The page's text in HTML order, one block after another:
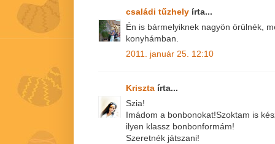
családi tűzhely írta...
Én is bármelyiknek nagyön örülnék,
konyhámban.
2011. január 25. 12:10
Kriszta írta...
Szia!
Imádom a bonbonokat!Szoktam is
ilyen klassz bonbonformám!
Szeretnék játszani!